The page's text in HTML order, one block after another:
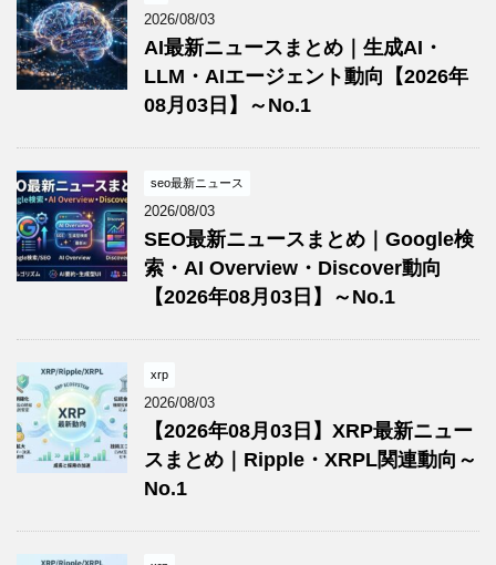
2026/08/03
AI最新ニュースまとめ｜生成AI・
LLM・AIエージェント動向【2026年
08月03日】～No.1
seo最新ニュース
2026/08/03
SEO最新ニュースまとめ｜Google検
索・AI Overview・Discover動向
【2026年08月03日】～No.1
xrp
2026/08/03
【2026年08月03日】XRP最新ニュー
スまとめ｜Ripple・XRPL関連動向～
No.1